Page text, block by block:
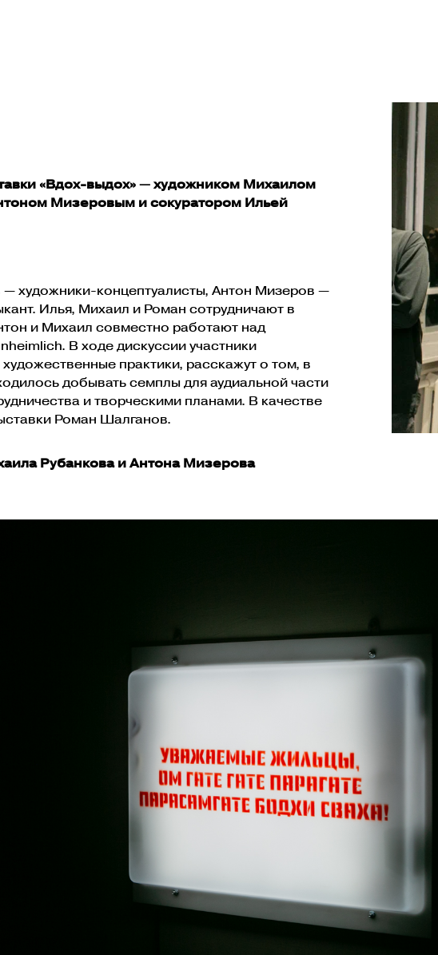
толкает зрителя к переживанию,
розетками с не подключенными
от реалий, непонимания,
не только, и скорее, не во внешнем,
супермаркеты, лифты отелей — насыщены
дверь, а подъезд лишь декорация
дизайнера Антона Мизерова к
располагает, но прочно склеивает
Развивая
Рубанков
Рубанкова и Антона Мизерова
«Вдох-выдох» — художником Михаилом
Мизеровым и сокуратором Ильей
художники-концептуалисты, Антон Мизеров —
Илья, Михаил и Роман сотрудничают в
и Михаил совместно работают над
В ходе дискуссии участники
практики, расскажут о том, в
добывать семплы для аудиальной части
и творческими планами. В качестве
Роман Шалганов.